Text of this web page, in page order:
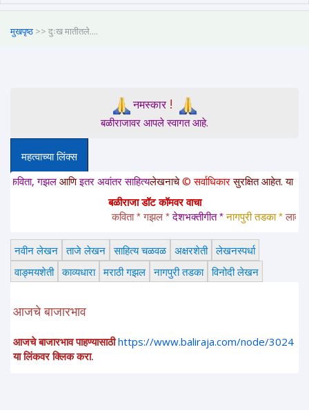
मुखपृष्ठ >> दुःख मातीतले....
नमस्कार!
बळीराजावर आपले स्वागत आहे.
महत्वाच्या लिंक्स
गझलआणिइतर अवांतर साहित्यलेखनाचे© सर्वाधिकारसुरक्षित आहेत. या साईटवरचे
बळीराजा डॉट कॉमवर वाचा
कविता * गझल * देशभक्तीगीत * नागपुरी तडका * लावणी *
नवीन लेखन ताजे लेखन साहित्य चळवळ अक्षरशेती लेखनस्पर्धा
वाङ्मयशेती काव्यधारा मराठी गझल नागपुरी तडका विनोदी लेखन
आजचे बाजारभाव
आजचे बाजारभाव पाहण्यासाठी https://www.baliraja.com/node/3024
या लिंकवर क्लिक करा.